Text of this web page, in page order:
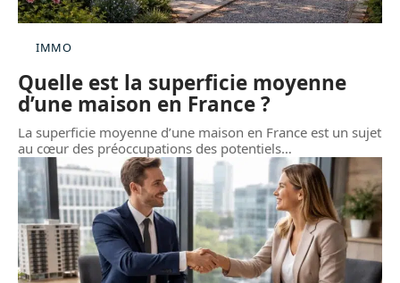
IMMO
Quelle est la superficie moyenne
d’une maison en France ?
La superficie moyenne d’une maison en France est un sujet
au cœur des préoccupations des potentiels…